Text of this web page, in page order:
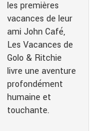
les premières
vacances de leur
ami John Café,
Les Vacances de
Golo & Ritchie
livre une aventure
profondément
humaine et
touchante.